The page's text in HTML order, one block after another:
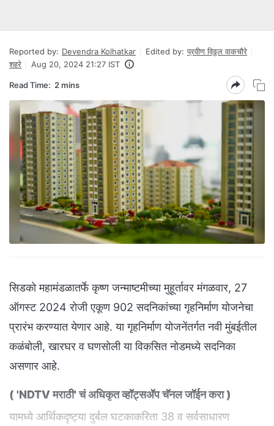
Reported by: Devendra Kolhatkar Edited by: प्रवीण विठ्ठल वाकचौरे
शहरे
Aug 20, 2024 21:27 IST
Read Time: 2 mins
सिडको महामंडळातर्फे कृष्ण जन्माष्टमीच्या मुहूर्तावर मंगळवार, 27
ऑगस्ट 2024 रोजी एकूण 902 सदनिकांच्या गृहनिर्माण योजनेचा
प्रारंभ करण्यात येणार आहे. या गृहनिर्माण योजनेंतर्गत नवी मुंबईतील
कळंबोली, खारघर व घणसोली या विकसित नोडमध्ये सदनिका
असणार आहे.
( 'NDTV मराठी' चं अधिकृत व्हॉट्सअ‍ॅप चॅनल जॉईन करा)
यामध्ये आर्थिकदृष्ट्या दुर्बल घटकाकरिता 38 व सर्वसाधारण